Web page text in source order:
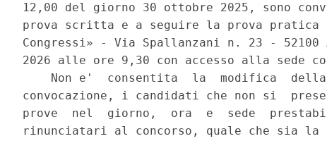
12,00 del giorno 30 ottobre 2025, sono
prova scritta e a seguire la prova pratica
Congressi» - Via Spallanzani n. 23 - 52100
2026 alle ore 9,30 con accesso alla sede
Non e'  consentita  la  modifica
convocazione, i candidati che non si
prove  nel  giorno,  ora  e  sede
rinunciatari al concorso, quale che sia la